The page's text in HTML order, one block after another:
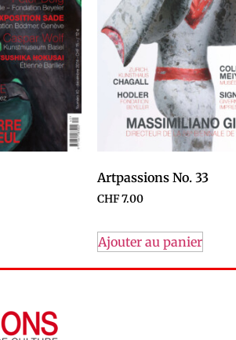
Artpassions No. 33
CHF7.00
Ajouter au panier